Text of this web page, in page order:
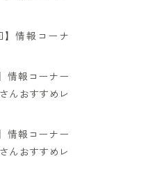
】情報コーナ
情報コーナー
んおすすめレ
情報コーナー
んおすすめレ